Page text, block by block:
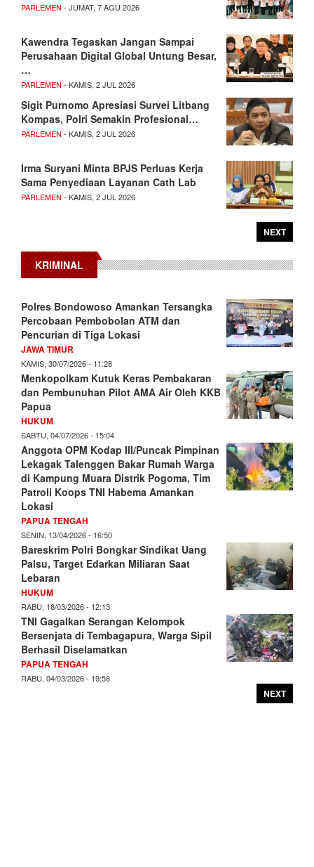
PARLEMEN - JUMAT, 7 AGU 2026
Kawendra Tegaskan Jangan Sampai
Perusahaan Digital Global Untung Besar,
…
PARLEMEN - KAMIS, 2 JUL 2026
Sigit Purnomo Apresiasi Survei Litbang
Kompas, Polri Semakin Profesional…
PARLEMEN - KAMIS, 2 JUL 2026
Irma Suryani Minta BPJS Perluas Kerja
Sama Penyediaan Layanan Cath Lab
PARLEMEN - KAMIS, 2 JUL 2026
NEXT
KRIMINAL
Polres Bondowoso Amankan Tersangka
Percobaan Pembobolan ATM dan
Pencurian di Tiga Lokasi
JAWA TIMUR
KAMIS, 30/07/2026 - 11:28
Menkopolkam Kutuk Keras Pembakaran
dan Pembunuhan Pilot AMA Air Oleh KKB
Papua
HUKUM
SABTU, 04/07/2026 - 15:04
Anggota OPM Kodap III/Puncak Pimpinan
Lekagak Talenggen Bakar Rumah Warga
di Kampung Muara Distrik Pogoma, Tim
Patroli Koops TNI Habema Amankan
Lokasi
PAPUA TENGAH
SENIN, 13/04/2026 - 16:50
Bareskrim Polri Bongkar Sindikat Uang
Palsu, Target Edarkan Miliaran Saat
Lebaran
HUKUM
RABU, 18/03/2026 - 12:13
TNI Gagalkan Serangan Kelompok
Bersenjata di Tembagapura, Warga Sipil
Berhasil Diselamatkan
PAPUA TENGAH
RABU, 04/03/2026 - 19:58
NEXT